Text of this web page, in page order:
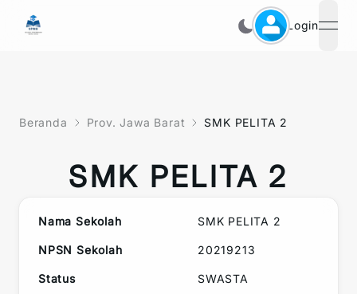
Login
Beranda Prov. Jawa Barat SMK PELITA 2
SMK PELITA 2
Nama Sekolah SMK PELITA 2
NPSN Sekolah 20219213
Status SWASTA